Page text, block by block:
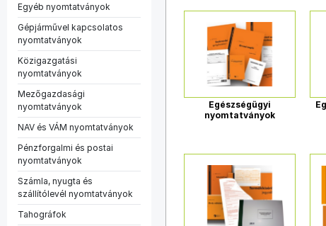
Egyéb nyomtatványok
Gépjárművel kapcsolatos
nyomtatványok
Közigazgatási
nyomtatványok
Mezőgazdasági
nyomtatványok
NAV és VÁM nyomtatványok
Pénzforgalmi és postai
nyomtatványok
Számla, nyugta és
szállítólevél nyomtatványok
Tahográfok
Egészségügyi
nyomtatványok